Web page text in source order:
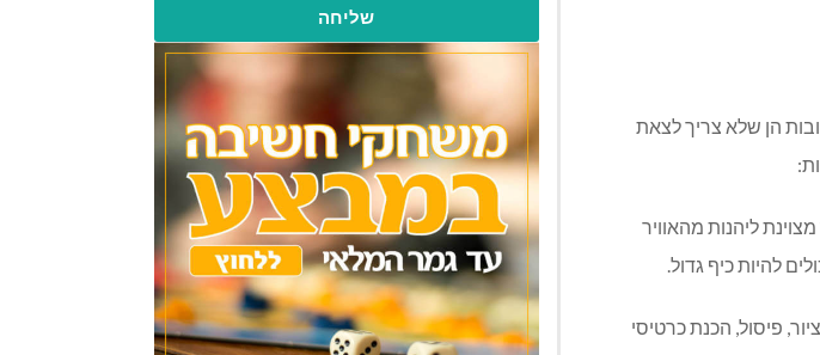
הן שלא צריך לצאת
ליהנות מהאוויר
להיות כיף גדול.
פיסול, הכנת כרטיסי
שליחה